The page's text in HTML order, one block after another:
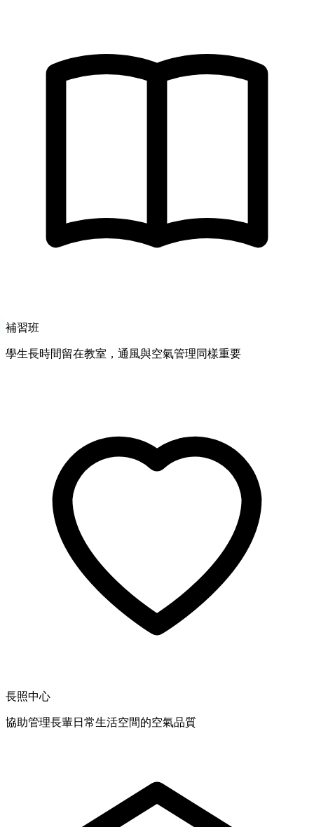
補習班
學生長時間留在教室，通風與空氣管理同樣重要
長照中心
協助管理長輩日常生活空間的空氣品質